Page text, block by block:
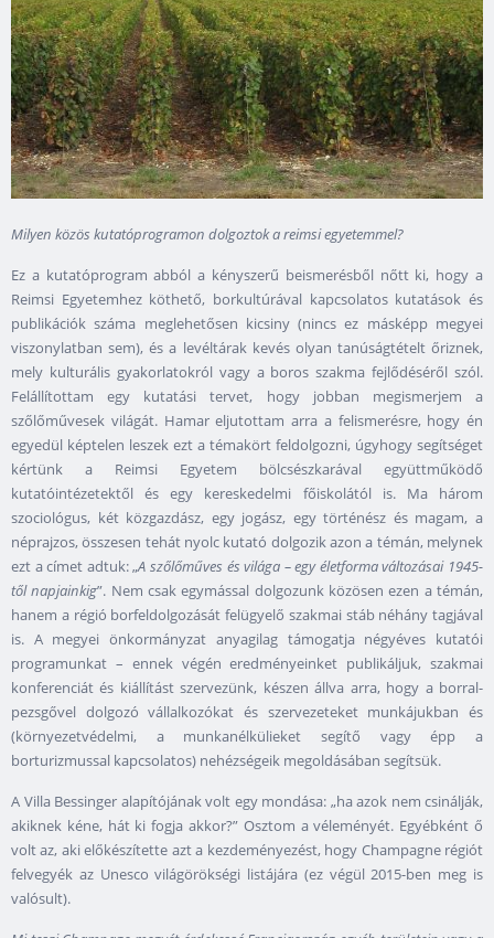
Milyen közös kutatóprogramon dolgoztok a reimsi egyetemmel?
Ez a kutatóprogram abból a kényszerű beismerésből nőtt ki, hogy a
Reimsi Egyetemhez köthető, borkultúrával kapcsolatos kutatások és
publikációk száma meglehetősen kicsiny (nincs ez másképp megyei
viszonylatban sem), és a levéltárak kevés olyan tanúságtételt őriznek,
mely kulturális gyakorlatokról vagy a boros szakma fejlődéséről szól.
Felállítottam egy kutatási tervet, hogy jobban megismerjem a
szőlőművesek világát. Hamar eljutottam arra a felismerésre, hogy én
egyedül képtelen leszek ezt a témakört feldolgozni, úgyhogy segítséget
kértünk a Reimsi Egyetem bölcsészkarával együttműködő
kutatóintézetektől és egy kereskedelmi főiskolától is. Ma három
szociológus, két közgazdász, egy jogász, egy történész és magam, a
néprajzos, összesen tehát nyolc kutató dolgozik azon a témán, melynek
ezt a címet adtuk: „A szőlőműves és világa – egy életforma változásai 1945-
től napjainkig”. Nem csak egymással dolgozunk közösen ezen a témán,
hanem a régió borfeldolgozását felügyelő szakmai stáb néhány tagjával
is. A megyei önkormányzat anyagilag támogatja négyéves kutatói
programunkat – ennek végén eredményeinket publikáljuk, szakmai
konferenciát és kiállítást szervezünk, készen állva arra, hogy a borral-
pezsgővel dolgozó vállalkozókat és szervezeteket munkájukban és
(környezetvédelmi, a munkanélkülieket segítő vagy épp a
borturizmussal kapcsolatos) nehézségeik megoldásában segítsük.
A Villa Bessinger alapítójának volt egy mondása: „ha azok nem csinálják,
akiknek kéne, hát ki fogja akkor?” Osztom a véleményét. Egyébként ő
volt az, aki előkészítette azt a kezdeményezést, hogy Champagne régiót
felvegyék az Unesco világörökségi listájára (ez végül 2015-ben meg is
valósult).